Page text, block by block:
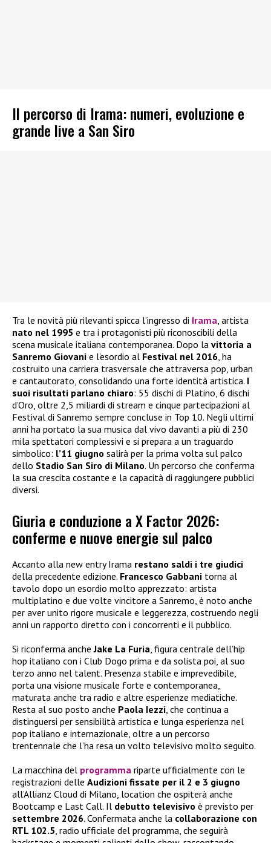
Il percorso di Irama: numeri, evoluzione e
grande live a San Siro
Tra le novità più rilevanti spicca l’ingresso di Irama, artista
nato nel 1995 e tra i protagonisti più riconoscibili della
scena musicale italiana contemporanea. Dopo la vittoria a
Sanremo Giovani e l’esordio al Festival nel 2016, ha
costruito una carriera trasversale che attraversa pop, urban
e cantautorato, consolidando una forte identità artistica. I
suoi risultati parlano chiaro: 55 dischi di Platino, 6 dischi
d’Oro, oltre 2,5 miliardi di stream e cinque partecipazioni al
Festival di Sanremo sempre concluse in Top 10. Negli ultimi
anni ha portato la sua musica dal vivo davanti a più di 230
mila spettatori complessivi e si prepara a un traguardo
simbolico: l’11 giugno salirà per la prima volta sul palco
dello Stadio San Siro di Milano. Un percorso che conferma
la sua crescita costante e la capacità di raggiungere pubblici
diversi.
Giuria e conduzione a X Factor 2026:
conferme e nuove energie sul palco
Accanto alla new entry Irama restano saldi i tre giudici
della precedente edizione. Francesco Gabbani torna al
tavolo dopo un esordio molto apprezzato: artista
multiplatino e due volte vincitore a Sanremo, è noto anche
per aver unito rigore musicale e leggerezza, costruendo negli
anni un rapporto diretto con i concorrenti e il pubblico.
Si riconferma ancheJake La Furia , figura centrale dell’hip
hop italiano con i Club Dogo prima e da solista poi, al suo
terzo anno nel talent. Presenza stabile e imprevedibile,
porta una visione musicale forte e contemporanea,
maturata anche tra radio e altre esperienze mediatiche.
Resta al suo posto anche Paola Iezzi , che continua a
distinguersi per sensibilità artistica e lunga esperienza nel
pop italiano e internazionale, oltre a un percorso
trentennale che l’ha resa un volto televisivo molto seguito.
La macchina del programma riparte ufficialmente con le
registrazioni delle Audizioni fissate per il 2 e 3 giugno
all’Allianz Cloud di Milano, location che ospiterà anche
Bootcamp e Last Call. Il debutto televisivo è previsto per
settembre 2026. Confermata anche la collaborazione con
RTL 102.5 , radio ufficiale del programma, che seguirà